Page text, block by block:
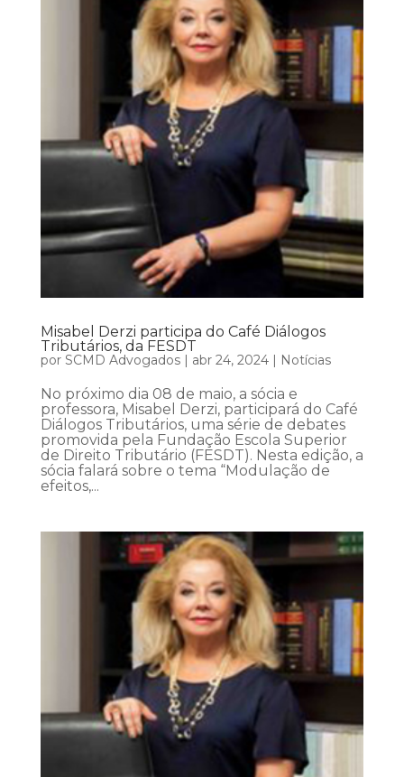
Misabel Derzi participa do Café Diálogos
Tributários, da FESDT
por SCMD Advogados| abr 24, 2024| Notícias
No próximo dia 08 de maio, a sócia e
professora, Misabel Derzi, participará do Café
Diálogos Tributários, uma série de debates
promovida pela Fundação Escola Superior
de Direito Tributário (FESDT). Nesta edição, a
sócia falará sobre o tema “Modulação de
efeitos,...